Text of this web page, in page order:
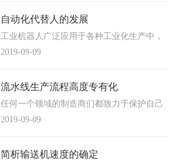
自动化代替人的发展
工业机器人广泛应用于各种工业化生产中，
慢慢取代工人，做着高强度、重复性、有职
人联合会(IFR)预测，2014年中国将成为全球
最大的工业机器人市场，将占全球总销量
17%。业内把2014年称为“中国工业机器人元
2019-09-09
流水线生产流程高度专有化
任何一个领域的制造商们都致力于保护自己
的自动化流水线生产流程不被外人知晓，即
大多数流程都带有某种专有的性质，并且混
2019-09-09
简析输送机速度的确定